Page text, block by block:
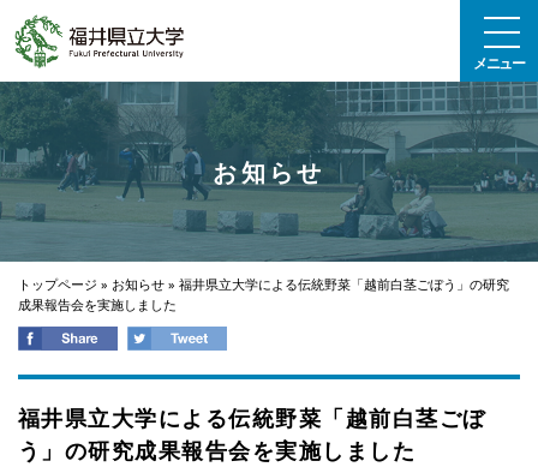
メニュー
お知らせ
トップページ » お知らせ » 福井県立大学による伝統野菜「越前白茎ごぼう」の研究
成果報告会を実施しました
福井県立大学による伝統野菜「越前白茎ごぼ
う」の研究成果報告会を実施しました